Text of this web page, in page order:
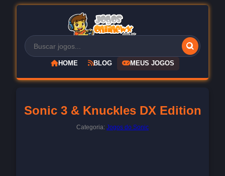
HOME BLOG MEUS JOGOS
Sonic 3 & Knuckles DX Edition
Categoria: Jogos do Sonic